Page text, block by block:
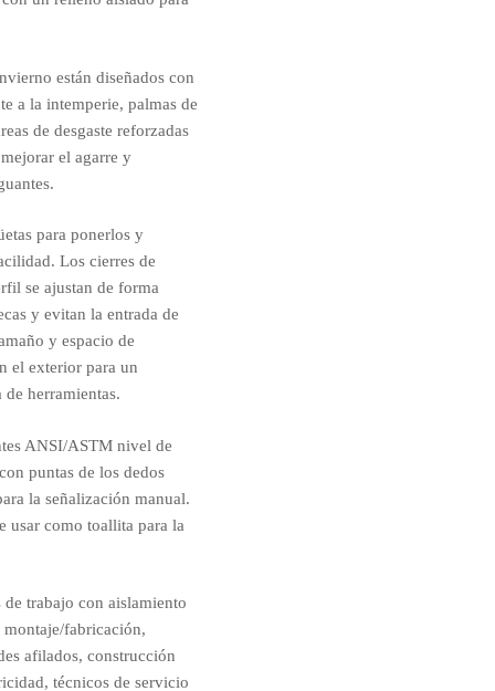
están diseñados con
a la intemperie, palmas de
de desgaste reforzadas
el agarre y
para ponerlos y
Los cierres de
se ajustan de forma
y evitan la entrada de
y espacio de
el exterior para un
herramientas.
ANSI/ASTM nivel de
puntas de los dedos
la señalización manual.
usar como toallita para la
de trabajo con aislamiento
fabricación,
afilados, construcción
técnicos de servicio